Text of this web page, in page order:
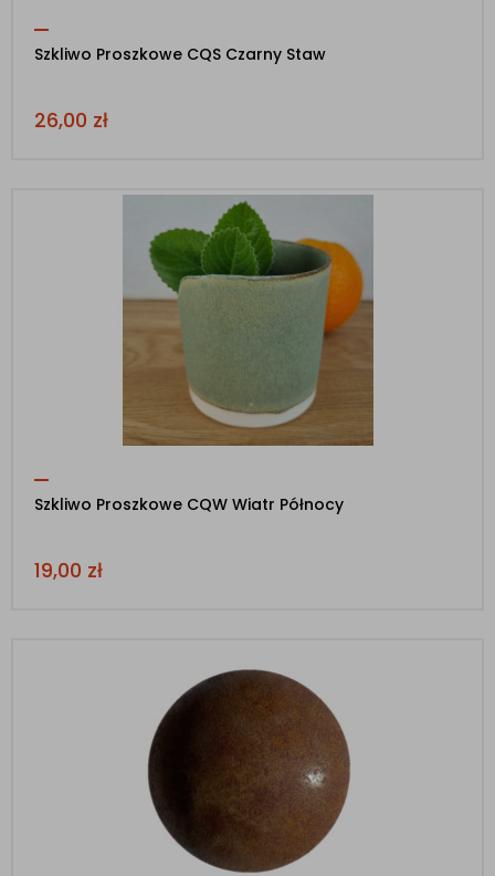
Szkliwo Proszkowe CQS Czarny Staw
26,00 zł
Szkliwo Proszkowe CQW Wiatr Północy
19,00 zł